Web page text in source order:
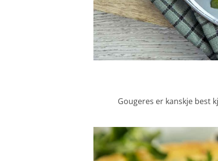
Gougeres er kanskje best